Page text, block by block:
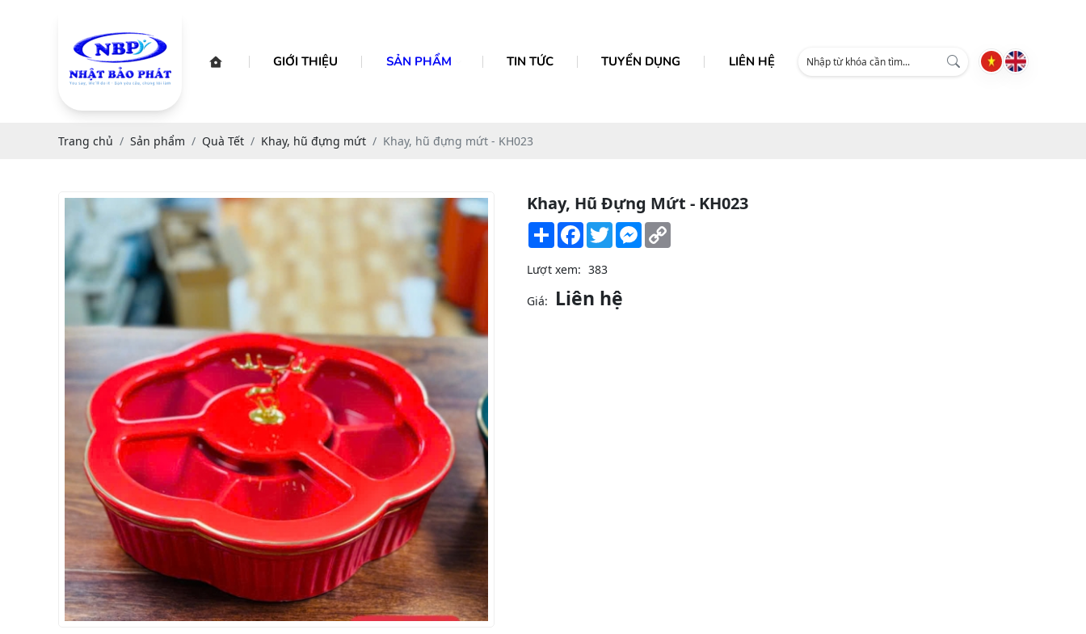
GIỚI THIỆU SẢN PHẨM TIN TỨC TUYỂN DỤNG LIÊN HỆ
Trang chủ Sản phẩm Quà Tết Khay, hũ đựng mứt Khay, hũ đựng mứt - KH023
Khay, Hũ Đựng Mứt - KH023
Share Facebook
TwitterMessenger
Lượt xem: 383
Giá: Liên hệ